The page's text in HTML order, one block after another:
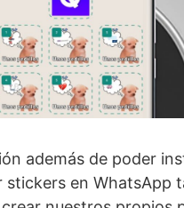
además de poder
stickers en WhatsApp